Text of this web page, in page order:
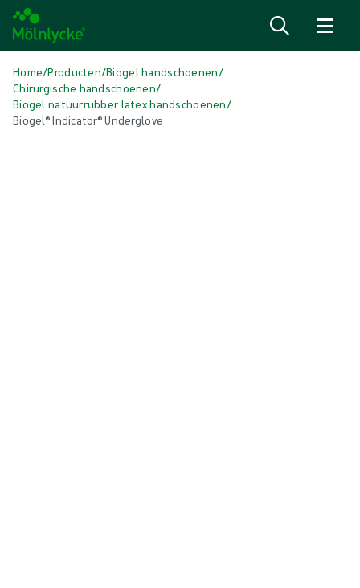
Home/Producten/Biogel handschoenen/
Chirurgische handschoenen/
Biogel natuurrubber latex handschoenen/
Biogel® Indicator® Underglove